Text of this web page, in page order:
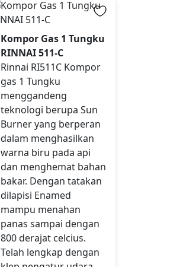
Kompor Gas 1 Tungku
RINNAI 511-C
Rinnai RI511C Kompor
gas 1 Tungku
menggandeng
teknologi berupa Sun
Burner yang berperan
dalam menghasilkan
warna biru pada api
dan menghemat bahan
bakar. Dengan tatakan
dilapisi Enamed
mampu menahan
panas sampai dengan
800 derajat celcius.
Telah lengkap dengan